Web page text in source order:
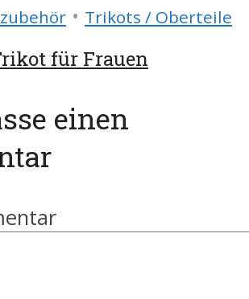
• Trikots / Oberteile
für Frauen
einen